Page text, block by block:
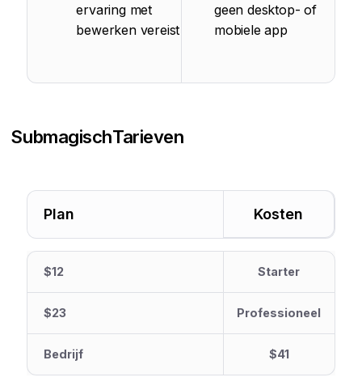
ervaring met
bewerken vereist
geen desktop- of
mobiele app
SubmagischTarieven
Plan Kosten
$12 Starter
$23 Professioneel
Bedrijf $41